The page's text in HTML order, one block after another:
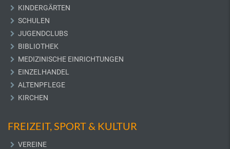
KINDERGÄRTEN
SCHULEN
JUGENDCLUBS
BIBLIOTHEK
MEDIZINISCHE EINRICHTUNGEN
EINZELHANDEL
ALTENPFLEGE
KIRCHEN
FREIZEIT, SPORT & KULTUR
VEREINE